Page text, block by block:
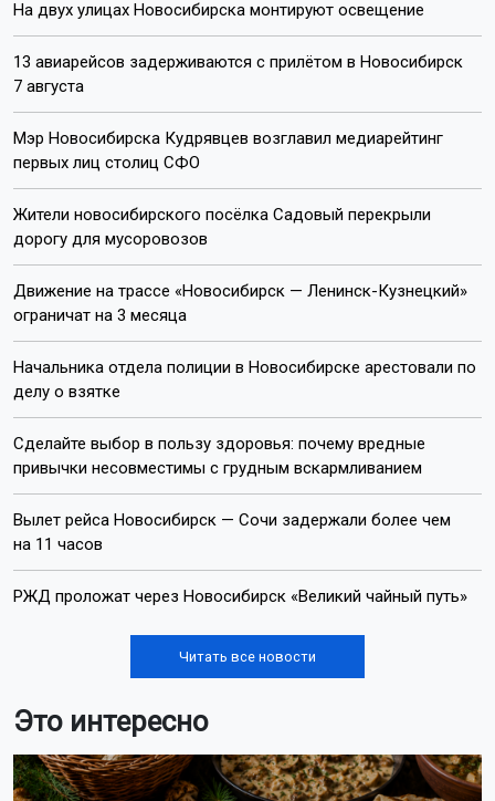
На двух улицах Новосибирска монтируют освещение
13 авиарейсов задерживаются с прилётом в Новосибирск
7 августа
Мэр Новосибирска Кудрявцев возглавил медиарейтинг
первых лиц столиц СФО
Жители новосибирского посёлка Садовый перекрыли
дорогу для мусоровозов
Движение на трассе «Новосибирск — Ленинск-Кузнецкий»
ограничат на 3 месяца
Начальника отдела полиции в Новосибирске арестовали по
делу о взятке
Сделайте выбор в пользу здоровья: почему вредные
привычки несовместимы с грудным вскармливанием
Вылет рейса Новосибирск — Сочи задержали более чем
на 11 часов
РЖД проложат через Новосибирск «Великий чайный путь»
Читать все новости
Это интересно